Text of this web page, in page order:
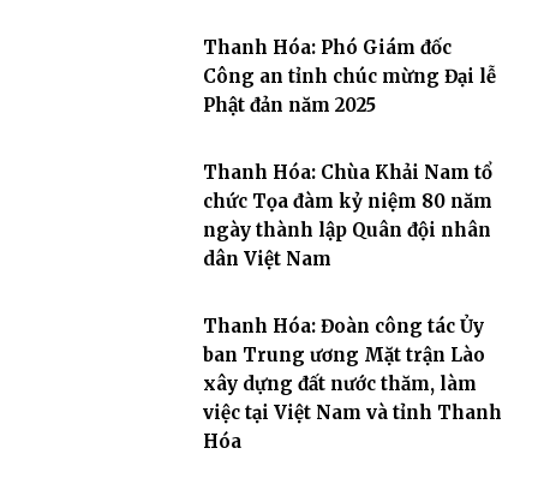
Thanh Hóa: Phó Giám đốc
Công an tỉnh chúc mừng Đại lễ
Phật đản năm 2025
Thanh Hóa: Chùa Khải Nam tổ
chức Tọa đàm kỷ niệm 80 năm
ngày thành lập Quân đội nhân
dân Việt Nam
Thanh Hóa: Đoàn công tác Ủy
ban Trung ương Mặt trận Lào
xây dựng đất nước thăm, làm
việc tại Việt Nam và tỉnh Thanh
Hóa